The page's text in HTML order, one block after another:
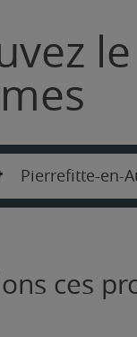
Pierrefitte-en-
ces